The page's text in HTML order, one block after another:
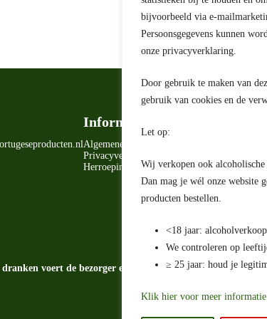
bijvoorbeeld via e-
Persoonsgegevens kunnen
onze privacyverklaring.
Door gebruik te maken van
gebruik van cookies en de
Let op:
Wij verkopen ook
Dan mag je wél onze website
producten bestellen.
<18 jaar:
We controleren op
≥ 25 jaar: houd je
Klik hier voor meer
Informatie
Algemene voorwaarden
Privacyverklaring
Herroepingsrecht
voert de bezorger een age check uit